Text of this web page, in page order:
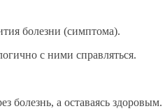
болезни (симптома).
с ними справляться.
болезнь, а оставаясь здоровым.